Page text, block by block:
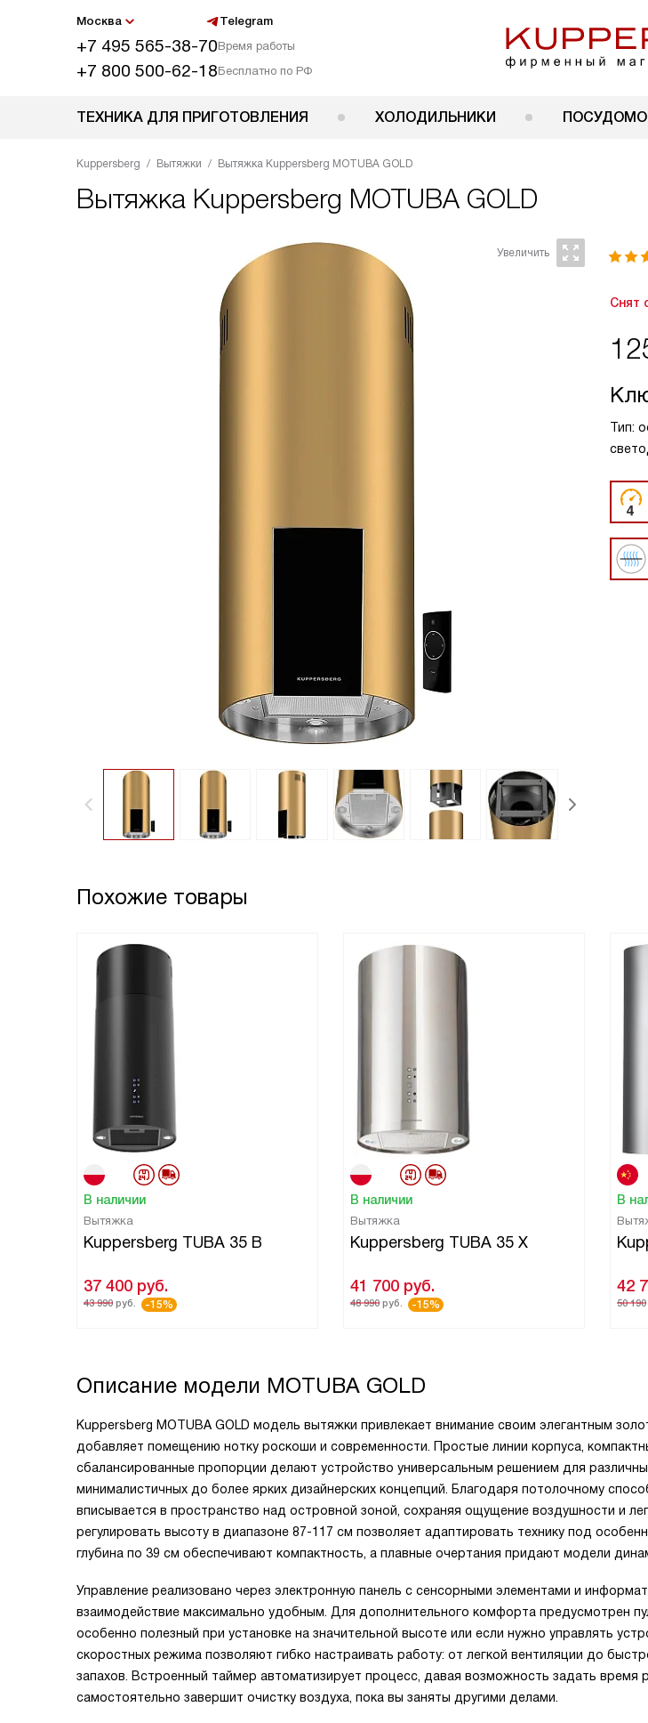
Москва Telegram
+7 495 565-38-70Время работы
+7 800 500-62-18Бесплатно по РФ
ТЕХНИКА ДЛЯ ПРИГОТОВЛЕНИЯ ХОЛОДИЛЬНИКИ
Kuppersberg Вытяжки Вытяжка Kuppersberg MOTUBA GOLD
Вытяжка Kuppersberg MOTUBA GOLD
Снят
Тип:
Похожие товары
В наличии
Вытяжка
Kuppersberg TUBA 35 B
37 400 руб.
43 990 руб. -15%
В наличии
Вытяжка
Kuppersberg TUBA 35 X
41 700 руб.
48 990 руб. -15%
В
42
50 190
Описание модели MOTUBA GOLD
Kuppersberg MOTUBA GOLD модель вытяжки привлекает внимание своим элегантным
добавляет помещению нотку роскоши и современности. Простые линии корпуса,
сбалансированные пропорции делают устройство универсальным решением для
минималистичных до более ярких дизайнерских концепций. Благодаря потолочному
вписывается в пространство над островной зоной, сохраняя ощущение воздушности и
регулировать высоту в диапазоне 87-117 см позволяет адаптировать технику под
глубина по 39 см обеспечивают компактность, а плавные очертания придают модели
Управление реализовано через электронную панель с сенсорными элементами и
взаимодействие максимально удобным. Для дополнительного комфорта предусмотрен
особенно полезный при установке на значительной высоте или если нужно управлять
скоростных режима позволяют гибко настраивать работу: от легкой вентиляции до
запахов. Встроенный таймер автоматизирует процесс, давая возможность задать
самостоятельно завершит очистку воздуха, пока вы заняты другими делами.